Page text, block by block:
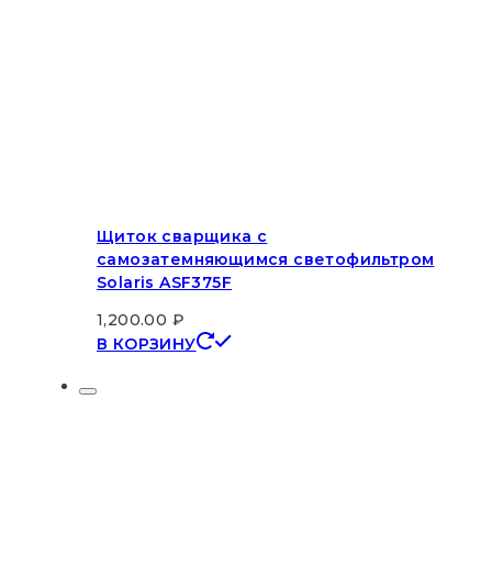
Щиток сварщика с
самозатемняющимся светофильтром
Solaris ASF375F
1,200.00 ₽
В КОРЗИНУ